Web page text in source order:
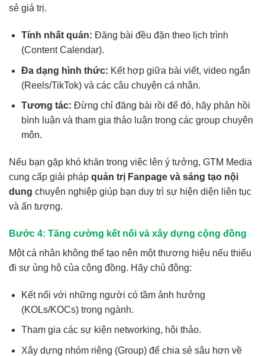
sẻ giá trị.
Tính nhất quán: Đăng bài đều đặn theo lịch trình
(Content Calendar).
Đa dạng hình thức: Kết hợp giữa bài viết, video ngắn
(Reels/TikTok) và các câu chuyện cá nhân.
Tương tác: Đừng chỉ đăng bài rồi để đó, hãy phản hồi
bình luận và tham gia thảo luận trong các group chuyên
môn.
Nếu bạn gặp khó khăn trong việc lên ý tưởng, GTM Media
cung cấp giải pháp quản trị Fanpage và sáng tạo nội
dung chuyên nghiệp giúp bạn duy trì sự hiện diện liên tục
và ấn tượng.
Bước 4: Tăng cường kết nối và xây dựng cộng đồng
Một cá nhân không thể tạo nên một thương hiệu nếu thiếu
đi sự ủng hộ của cộng đồng. Hãy chủ động:
Kết nối với những người có tầm ảnh hưởng
(KOLs/KOCs) trong ngành.
Tham gia các sự kiện networking, hội thảo.
Xây dựng nhóm riêng (Group) để chia sẻ sâu hơn về